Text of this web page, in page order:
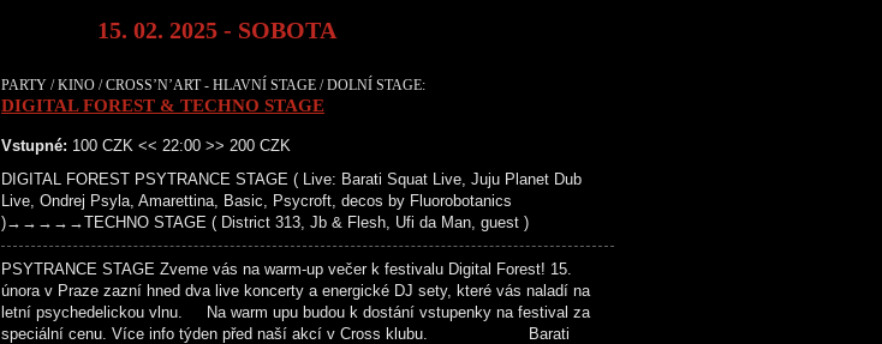
15. 02. 2025 - SOBOTA
PARTY / KINO / CROSS’N’ART - HLAVNÍ STAGE / DOLNÍ STAGE:
DIGITAL FOREST & TECHNO STAGE
Vstupné: 100 CZK << 22:00 >> 200 CZK
DIGITAL FOREST PSYTRANCE STAGE ( Live: Barati Squat Live, Juju Planet Dub
Live, Ondrej Psyla, Amarettina, Basic, Psycroft, decos by Fluorobotanics
)→→→→→TECHNO STAGE ( District 313, Jb & Flesh, Ufi da Man, guest )
PSYTRANCE STAGE Zveme vás na warm-up večer k festivalu Digital Forest! 15.
února v Praze zazní hned dva live koncerty a energické DJ sety, které vás naladí na
letní psychedelickou vlnu. Na warm upu budou k dostání vstupenky na festival za
speciální cenu. Více info týden před naší akcí v Cross klubu. Barati